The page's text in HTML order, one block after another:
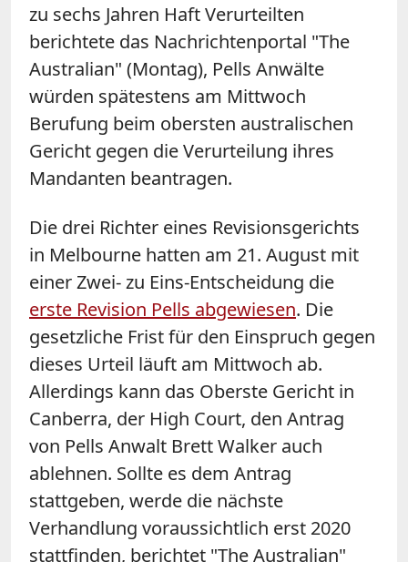
zu sechs Jahren Haft Verurteilten
berichtete das Nachrichtenportal "The
Australian" (Montag), Pells Anwälte
würden spätestens am Mittwoch
Berufung beim obersten australischen
Gericht gegen die Verurteilung ihres
Mandanten beantragen.
Die drei Richter eines Revisionsgerichts
in Melbourne hatten am 21. August mit
einer Zwei- zu Eins-Entscheidung die
erste Revision Pells abgewiesen. Die
gesetzliche Frist für den Einspruch gegen
dieses Urteil läuft am Mittwoch ab.
Allerdings kann das Oberste Gericht in
Canberra, der High Court, den Antrag
von Pells Anwalt Brett Walker auch
ablehnen. Sollte es dem Antrag
stattgeben, werde die nächste
Verhandlung voraussichtlich erst 2020
stattfinden, berichtet "The Australian"